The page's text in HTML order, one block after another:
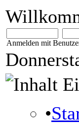
Anmelden mit
•